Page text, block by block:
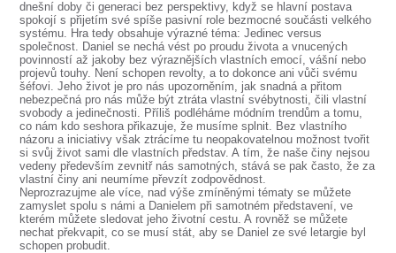
dnešní doby či generaci bez perspektivy, když se hlavní postava
spokojí s přijetím své spíše pasivní role bezmocné součásti velkého
systému. Hra tedy obsahuje výrazné téma: Jedinec versus
společnost. Daniel se nechá vést po proudu života a vnucených
povinností až jakoby bez výraznějších vlastních emocí, vášní nebo
projevů touhy. Není schopen revolty, a to dokonce ani vůči svému
šéfovi. Jeho život je pro nás upozorněním, jak snadná a přitom
nebezpečná pro nás může být ztráta vlastní svébytnosti, čili vlastní
svobody a jedinečnosti. Příliš podléháme módním trendům a tomu,
co nám kdo seshora přikazuje, že musíme splnit. Bez vlastního
názoru a iniciativy však ztrácíme tu neopakovatelnou možnost tvořit
si svůj život sami dle vlastních představ. A tím, že naše činy nejsou
vedeny především zevnitř nás samotných, stává se pak často, že za
vlastní činy ani neumíme převzít zodpovědnost.
Neprozrazujme ale více, nad výše zmíněnými tématy se můžete
zamyslet spolu s námi a Danielem při samotném představení, ve
kterém můžete sledovat jeho životní cestu. A rovněž se můžete
nechat překvapit, co se musí stát, aby se Daniel ze své letargie byl
schopen probudit.